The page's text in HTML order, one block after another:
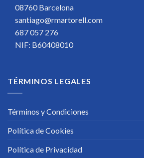
08760 Barcelona
santiago@rmartorell.com
687 057 276
NIF: B60408010
TÉRMINOS LEGALES
Términos y Condiciones
Política de Cookies
Política de Privacidad